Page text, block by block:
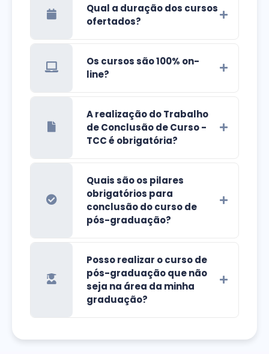
Qual a duração dos cursos
ofertados?
Os cursos são 100% on-
line?
A realização do Trabalho
de Conclusão de Curso -
TCC é obrigatória?
Quais são os pilares
obrigatórios para
conclusão do curso de
pós-graduação?
Posso realizar o curso de
pós-graduação que não
seja na área da minha
graduação?